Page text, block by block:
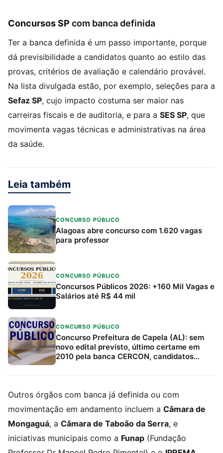
Concursos SP com banca definida
Ter a banca definida é um passo importante, porque
dá previsibilidade a candidatos quanto ao estilo das
provas, critérios de avaliação e calendário provável.
Na lista divulgada estão, por exemplo, seleções para a
Sefaz SP, cujo impacto costuma ser maior nas
carreiras fiscais e de auditoria, e para a SES SP, que
movimenta vagas técnicas e administrativas na área
da saúde.
Leia também
CONCURSO PÚBLICO
Alagoas abre concurso com 1.620 vagas
para professor
CONCURSO PÚBLICO
Concursos Públicos 2026: +160 Mil Vagas e
Salários até R$ 44 mil
CONCURSO PÚBLICO
Concurso Prefeitura de Capela (AL): sem
novo edital previsto, último certame em
2010 pela banca CERCON, candidatos
Outros órgãos com banca já definida ou com
movimentação em andamento incluem a Câmara de
Mongaguá, a Câmara de Taboão da Serra, e
iniciativas municipais como a Funap (Fundação